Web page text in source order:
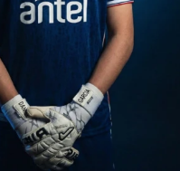
AL CARRITO